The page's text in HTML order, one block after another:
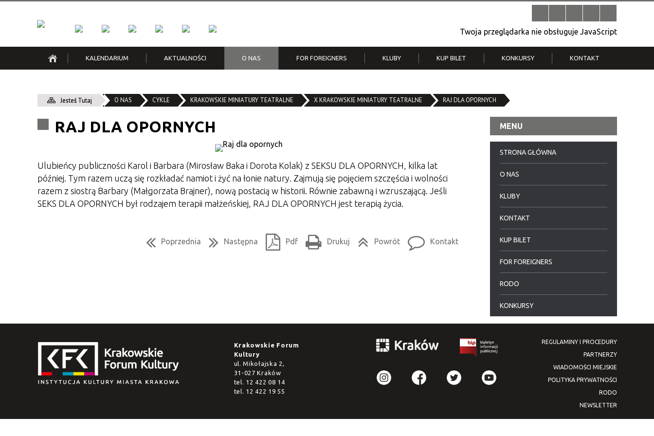
Twoja przeglądarka nie obsługuje JavaScript
KALENDARIUM AKTUALNOŚCI O NAS FOR FOREIGNERS
Зона Чистого Транспорту
KLUBY KUP BILET KONKURSY
recytatorski poezji noir
Konkurs recytatorski poezji T.
Przegląd poezji śpiewanej im. T.
– konkurs na krótkometrażówkę
KONTAKT
Jesteś Tutaj O NAS CYKLE KRAKOWSKIE MINIATURY TEATRALNE X KRAKOWSKIE MINIATURY TEATRALNE RAJ DLA OPORNYCH
RAJ DLA OPORNYCH
Ulubieńcy publiczności Karol i Barbara (Mirosław Baka i Dorota Kolak) z SEKSU DLA OPORNYCH, kilka lat
później. Tym razem uczą się rozkładać namiot i żyć na łonie natury. Zajmują się pojęciem szczęścia i wolności
razem z siostrą Barbary (Małgorzata Brajner), nową postacią w historii. Równie zabawną i wzruszającą. Jeśli
SEKS DLA OPORNYCH był rodzajem terapii małżeńskiej, RAJ DLA OPORNYCH jest terapią życia.
Poprzednia Następna Pdf Drukuj Powrót Kontakt
MENU
STRONA GŁÓWNA
O NAS
KLUBY
KONTAKT
KUP BILET
FOR FOREIGNERS
RODO
KONKURSY
Krakowskie Forum
Kultury
ul. Mikołajska 2,
31-027 Kraków
tel. 12 422 08 14
tel. 12 422 19 55
REGULAMINY I PROCEDURY
PARTNERZY
WIADOMOŚCI MIEJSKIE
POLITYKA PRYWATNOŚCI
RODO
NEWSLETTER